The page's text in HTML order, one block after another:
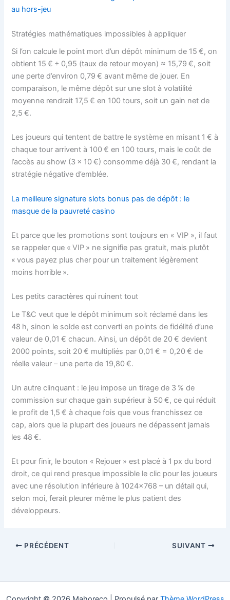
au hors-jeu
Stratégies mathématiques impossibles à appliquer
Si l’on calcule le point mort d’un dépôt minimum de 15 €, on
obtient 15 € ÷ 0,95 (taux de retour moyen) ≈ 15,79 €, soit
une perte d’environ 0,79 € avant même de jouer. En
comparaison, le même dépôt sur une slot à volatilité
moyenne rendrait 17,5 € en 100 tours, soit un gain net de
2,5 €.
Les joueurs qui tentent de battre le système en misant 1 € à
chaque tour arrivent à 100 € en 100 tours, mais le coût de
l’accès au show (3 × 10 €) consomme déjà 30 €, rendant la
stratégie négative d’emblée.
La meilleure signature slots bonus pas de dépôt : le
masque de la pauvreté casino
Et parce que les promotions sont toujours en « VIP », il faut
se rappeler que « VIP » ne signifie pas gratuit, mais plutôt
« vous payez plus cher pour un traitement légèrement
moins horrible ».
Les petits caractères qui ruinent tout
Le T&C veut que le dépôt minimum soit réclamé dans les
48 h, sinon le solde est converti en points de fidélité d’une
valeur de 0,01 € chacun. Ainsi, un dépôt de 20 € devient
2000 points, soit 20 € multipliés par 0,01 € = 0,20 € de
réelle valeur – une perte de 19,80 €.
Un autre clinquant : le jeu impose un tirage de 3 % de
commission sur chaque gain supérieur à 50 €, ce qui réduit
le profit de 1,5 € à chaque fois que vous franchissez ce
cap, alors que la plupart des joueurs ne dépassent jamais
les 48 €.
Et pour finir, le bouton « Rejouer » est placé à 1 px du bord
droit, ce qui rend presque impossible le clic pour les joueurs
avec une résolution inférieure à 1024×768 – un détail qui,
selon moi, ferait pleurer même le plus patient des
développeurs.
PRÉCÉDENT SUIVANT